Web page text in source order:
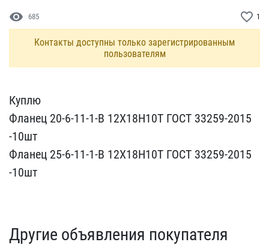
visibility 685 favorite_border 1
Контакты доступны только зарегистрированным
пользователям
Куплю
Фланец 20-6-11-1-​В 12Х18Н10Т ГОСТ 33259-2​015
-10шт
Фланец 25-6-11​-1-В 12Х18Н10Т ГОСТ 3325​9-2015
-10шт
Другие объявления покупателя